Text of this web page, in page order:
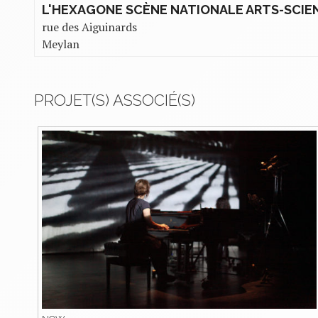
L'HEXAGONE SCÈNE NATIONALE ARTS-
rue des Aiguinards
Meylan
PROJET(S) ASSOCIÉ(S)